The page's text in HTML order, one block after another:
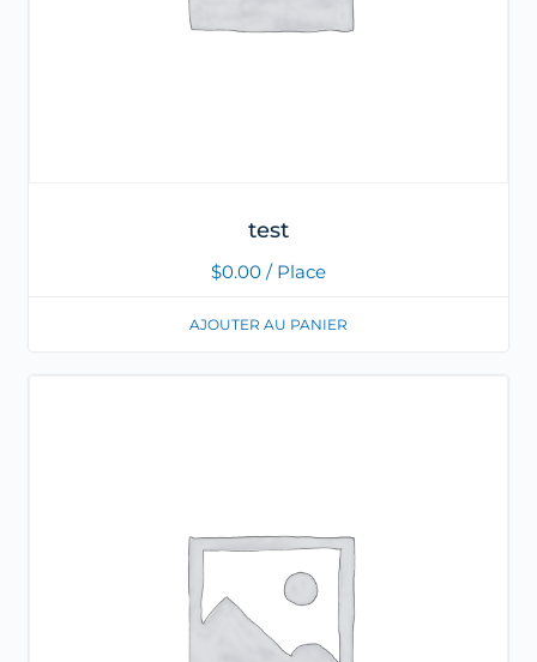
test
$0.00 / Place
AJOUTER AU PANIER